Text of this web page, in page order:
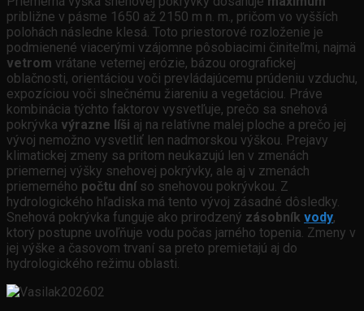
približne v pásme 1650 až 2150 m n. m., pričom vo vyšších
polohách následne klesá. Toto priestorové rozloženie je
podmienené viacerými vzájomne pôsobiacimi činiteľmi, najmä
vetrom vrátane veternej erózie, bázou orografickej
oblačnosti, orientáciou voči prevládajúcemu prúdeniu vzduchu,
expozíciou voči slnečnému žiareniu a vegetáciou. Práve
kombinácia týchto faktorov vysvetľuje, prečo sa snehová
pokrývka výrazne líši aj na relatívne malej ploche a prečo jej
vývoj nemožno vysvetliť len nadmorskou výškou. Prejavy
klimatickej zmeny sa pritom neukazujú len v zmenách
priemernej výšky snehovej pokrývky, ale aj v zmenách
priemerného počtu dníso snehovou pokrývkou. Z
hydrologického hľadiska má tento vývoj zásadné dôsledky.
Snehová pokrývka funguje ako prirodzený zásobník vody,
ktorý postupne uvoľňuje vodu počas jarného topenia. Zmeny v
jej výške a časovom trvaní sa preto premietajú aj do
hydrologického režimu oblasti.